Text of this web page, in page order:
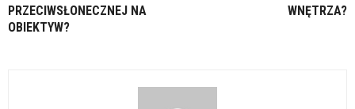
PRZECIWSŁONECZNEJ NA
OBIEKTYW?
WNĘTRZA?